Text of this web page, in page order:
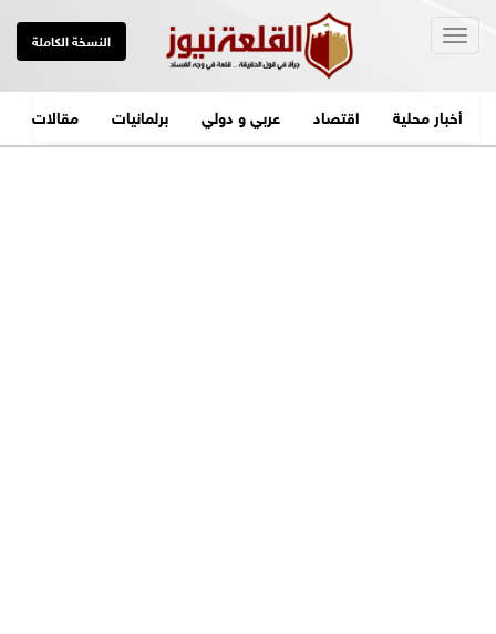
النسخة الكاملة
أخبار محلية اقتصاد عربي و دولي برلمانيات مقالات